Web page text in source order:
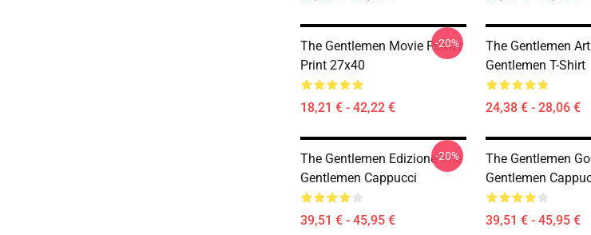
The Gentlemen Movie Poster
Print 27x40
18,21 € - 42,22 €
-20%
The Gentlemen
Gentlemen T-Shirt
24,38 € - 28,06 €
The Gentlemen Edizione The
Gentlemen Cappucci
39,51 € - 45,95 €
-20%
The Gentlemen
Gentlemen
39,51 € - 45,95 €